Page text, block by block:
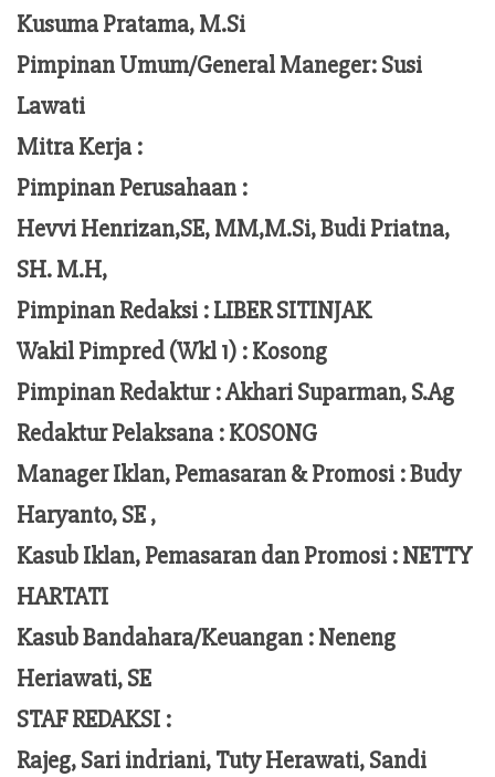
Kusuma Pratama, M.Si
Pimpinan Umum/General Maneger:Susi
Lawati
Mitra Kerja :
Pimpinan Perusahaan :
Hevvi Henrizan,SE, MM,M.Si,Budi Priatna,
SH. M.H,
Pimpinan Redaksi :LIBER SITINJAK
Wakil Pimpred (Wkl 1) : Kosong
Pimpinan Redaktur :Akhari Suparman, S.Ag
Redaktur Pelaksana :KOSONG
Manager Iklan, Pemasaran & Promosi :Budy
Haryanto, SE ,
Kasub Iklan, Pemasaran dan Promosi :NETTY
HARTATI
Kasub Bandahara/Keuangan :Neneng
Heriawati, SE
STAF REDAKSI :
Rajeg, Sari indriani, Tuty Herawati, Sandi